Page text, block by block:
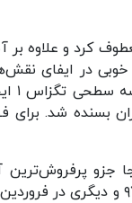
کرد و علاوه بر
در ایفای
طنز داشتند را به قصه اضافه کرد. هرچند در این قسمت نیز
بسنده شد. برای
پرفروش‌ترین
سال‌های اکران خود